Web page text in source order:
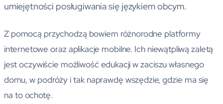
umiejętności posługiwania się językiem obcym.
Z pomocą przychodzą bowiem różnorodne platformy
internetowe oraz aplikacje mobilne. Ich niewątpliwą zaletą
jest oczywiście możliwość edukacji w zaciszu własnego
domu, w podróży i tak naprawdę wszędzie, gdzie ma się
na to ochotę.